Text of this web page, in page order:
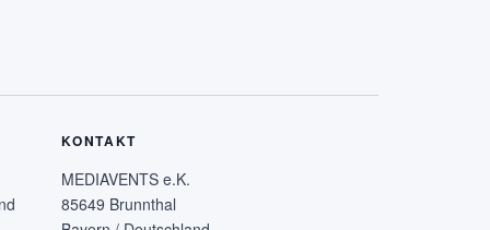
KONTAKT
MEDIAVENTS e.K.
85649 Brunnthal